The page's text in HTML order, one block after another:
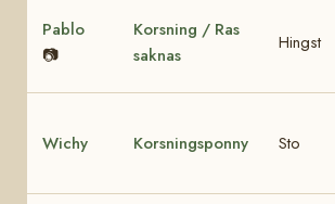
Pablo
📷
Korsning / Ras
saknas
Hingst
Wichy Korsningsponny Sto